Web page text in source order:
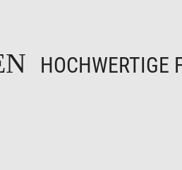
HOCHWERTIGE